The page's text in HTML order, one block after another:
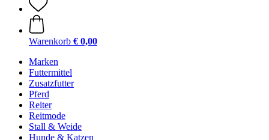
Warenkorb € 0,00
Marken
Futtermittel
Zusatzfutter
Pferd
Reiter
Reitmode
Stall & Weide
Hunde & Katzen